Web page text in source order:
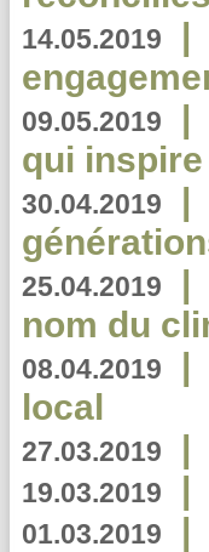
14.05.2019 |
09.05.2019 |
qui
30.04.2019 |
25.04.2019 |
nom du
08.04.2019 |
local
27.03.2019 |
19.03.2019 |
01.03.2019 |